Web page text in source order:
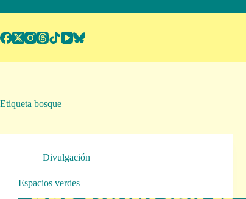
Etiqueta bosque
Divulgación
Espacios verdes